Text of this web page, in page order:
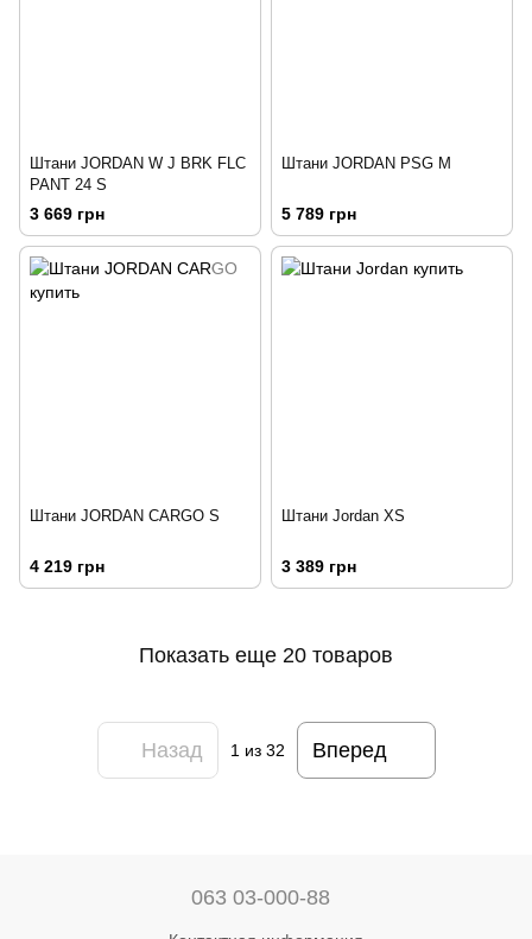
Штани JORDAN W J BRK FLC
PANT 24 S
3 669 грн
Штани JORDAN PSG M
5 789 грн
Штани JORDAN CARGO S
4 219 грн
Штани Jordan XS
3 389 грн
Показать еще 20 товаров
Назад 1из 32 Вперед
063 03-000-88